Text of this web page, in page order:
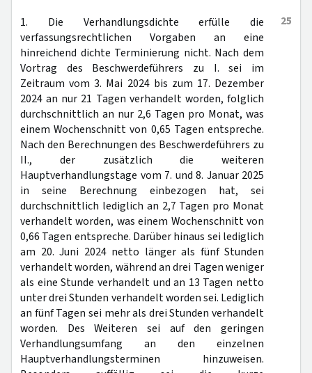
25
1. Die Verhandlungsdichte erfülle die
verfassungsrechtlichen Vorgaben an eine
hinreichend dichte Terminierung nicht. Nach dem
Vortrag des Beschwerdeführers zu I. sei im
Zeitraum vom 3. Mai 2024 bis zum 17. Dezember
2024 an nur 21 Tagen verhandelt worden, folglich
durchschnittlich an nur 2,6 Tagen pro Monat, was
einem Wochenschnitt von 0,65 Tagen entspreche.
Nach den Berechnungen des Beschwerdeführers zu
II., der zusätzlich die weiteren
Hauptverhandlungstage vom 7. und 8. Januar 2025
in seine Berechnung einbezogen hat, sei
durchschnittlich lediglich an 2,7 Tagen pro Monat
verhandelt worden, was einem Wochenschnitt von
0,66 Tagen entspreche. Darüber hinaus sei lediglich
am 20. Juni 2024 netto länger als fünf Stunden
verhandelt worden, während an drei Tagen weniger
als eine Stunde verhandelt und an 13 Tagen netto
unter drei Stunden verhandelt worden sei. Lediglich
an fünf Tagen sei mehr als drei Stunden verhandelt
worden. Des Weiteren sei auf den geringen
Verhandlungsumfang an den einzelnen
Hauptverhandlungsterminen hinzuweisen.